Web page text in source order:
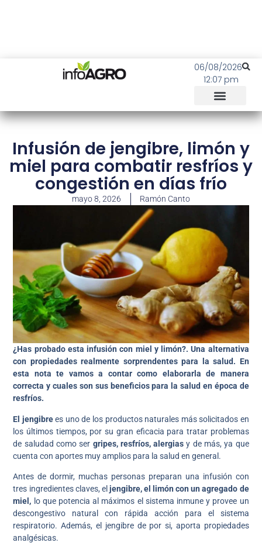
06/08/2026
12:07 pm
Infusión de jengibre, limón y
miel para combatir resfríos y
congestión en días frío
mayo 8, 2026 Ramón Canto
¿Has probado esta infusión con miel y limón?. Una alternativa
con propiedades realmente sorprendentes para la salud. En
esta nota te vamos a contar como elaborarla de manera
correcta y cuales son sus beneficios para la salud en época de
resfríos.
El jengibrees uno de los productos naturales más solicitados en
los últimos tiempos, por su gran eficacia para tratar problemas
de saludad como ser gripes, resfríos, alergiasy de más, ya que
cuenta con aportes muy amplios para la salud en general.
Antes de dormir, muchas personas preparan una infusión con
tres ingredientes claves, el jengibre, el limón con un agregado de
miel, lo que potencia al máximos el sistema inmune y provee un
descongestivo natural con rápida acción para el sistema
respiratorio. Además, el jengibre de por si, aporta propiedades
analgésicas.